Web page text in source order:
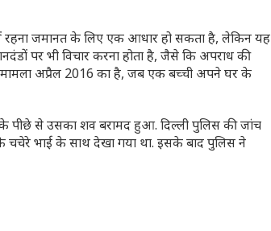
रहना जमानत के लिए एक आधार हो सकता है, लेकिन यह
पर भी विचार करना होता है, जैसे कि अपराध की
अप्रैल 2016 का है, जब एक बच्ची अपने घर के
पीछे से उसका शव बरामद हुआ. दिल्ली पुलिस की जांच
भाई के साथ देखा गया था. इसके बाद पुलिस ने